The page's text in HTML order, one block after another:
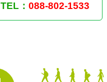
TEL： 088-802-1533